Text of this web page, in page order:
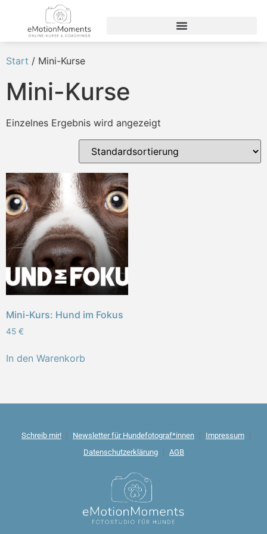
Start / Mini-Kurse
Mini-Kurse
Einzelnes Ergebnis wird angezeigt
Mini-Kurs: Hund im Fokus
45 €
In den Warenkorb
Schreib mir! Newsletter für Hundefotograf*innen
Impressum
Datenschutzerklärung
AGB